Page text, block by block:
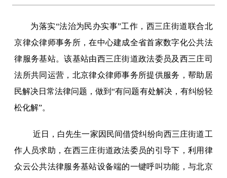
为落实“法治为民办实事”工作，西三庄街道联合北
京律众律师事务所，在中心建成全省首家数字化公共法
律服务基站。该基站由西三庄街道政法委员及西三庄司
法所共同运营，北京律众律师事务所提供服务，帮助居
民解决日常法律问题，做到“有问题有处解决，有纠纷轻
松化解”。
近日，白先生一家因民间借贷纠纷向西三庄街道工
作人员求助，在西三庄街道政法委员的引导下，利用律
众云公共法律服务基站设备端的一键呼叫功能，与北京